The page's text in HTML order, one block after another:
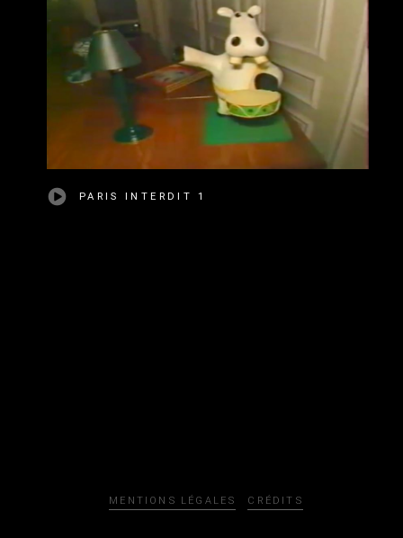
PARIS INTERDIT 1
MENTIONS LÉGALES CRÉDITS